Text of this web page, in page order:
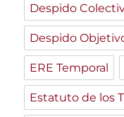
Despido
Despido
ERE Temporal
Estatuto de los